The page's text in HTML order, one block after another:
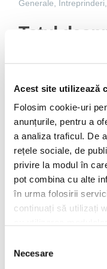
Acest site utilizează
Folosim cookie-uri
anunțurile, pentru a
a analiza traficul. De
rețele sociale, de
privire la modul în
pot combina cu alte
în urma folosirii
continuați să utilizați
consimțământului
Necesare
Generale, Intreprinderi,
Totul
palmierii
Palmierii sunt plante